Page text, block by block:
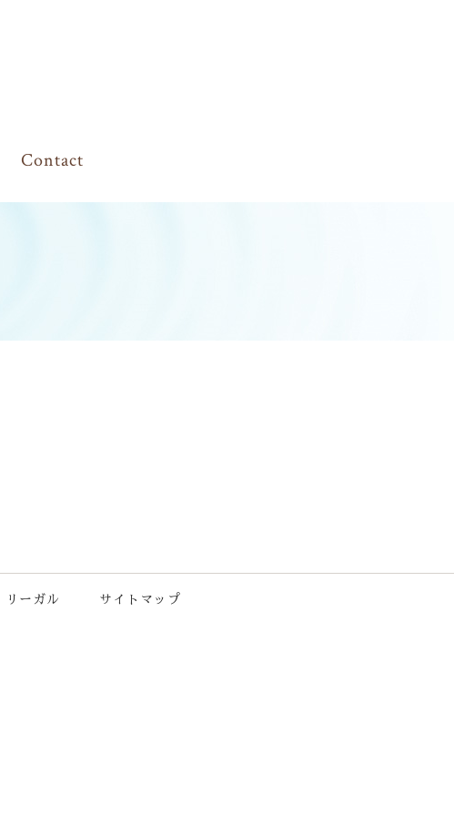
Contact
リーガル サイトマップ